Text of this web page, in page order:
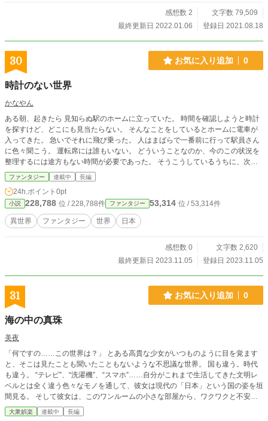
感想数 2
文字数 79,509
最終更新日 2022.01.06
登録日 2021.08.18
30 お気に入り追加 0
時計のない世界
かなやん
ある朝、起きたら 見知らぬ駅のホームに立っていた。 時間を確認しようと時計
を探すけど、どこにも見当たらない。 そんなことをしているとホームに電車が
入ってきた。 急いでそれに飛び乗った。 人はまばらで一番前に行って駅員さん
に色々聞こう。 運転席には誰もいない。 どういうことなのか、今のこの状況を
整理するには途方もない時間が必要であった。 そうこうしているうちに、次の
駅に着いたので降りた。 元の世界に戻る方法を、探さなければならない。 やは
り、この世界には時計という物は存在しない。 どこを探してもないからだ。 改
札口を出ると、誰も歩いていない。 そして、車さえも走っていない。 自分が
今、どこにいるのか全くわからない。 歩いているといきなり話しかけられた。
振り向くとそこにはおじさんがいた。 やっと、人に会えて良かった。 この状況
を説明すると、なにを喋っているのか全くわからなかった。 ココはどこです
ど言葉が通じない。 というより、大事な部分が聞き取れない。 ありがとうござ
いました。 とお礼をいいその場を後にしたのである。 これからどうしよう。 言
どういうことなのか、頭の中が真っ白になってきた。 野宿だけは避けたい、と
にかく歩こう。 何時間歩いたかわからないけど、感覚では結構歩いた気がす
ける、紙にココはどこですか？と書いたが日本語ではない 文字で書かれて読め
ないってことはやはり、野宿が確定してしまった。 なぜ、この世界に来たのか
まで、頑張って歩いて来たけどもう一度 駅に戻ろうと来た道を歩き出した。
ファンタジー 連載中 長編
24h.ポイント 0pt
小説 228,788 位 / 228,788件 ファンタジー 53,314 位 / 53,314件
異世界 ファンタジー 世界 日本
感想数 0
文字数 2,620
最終更新日 2023.11.05
登録日 2023.11.05
31 お気に入り追加 0
海の中の真珠
美夜
「何ですの……この世界は？」 とある高貴な少女がいつものように目を覚ます
と、そこは見たことも聞いたこともないような不思議な世界。 国も違う。時代
も違う。 “テレビ”、“洗濯機”、“スマホ”……自分がこれまで生活してきた文明レ
ベルとは全く違う色々なモノを通して、彼女は現代の「日本」という国の姿を垣
間見る。 そして彼女は、このワンルームの小さな部屋から、ワクワクと不安の
入り混じった複雑な世界へ向けて、果てしない冒険を始めようと試みる。
大衆娯楽 連載中 長編